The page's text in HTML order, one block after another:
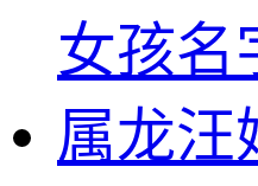
女孩名
属龙汪